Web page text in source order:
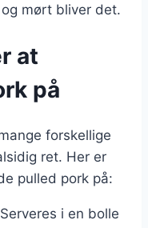
mørt bliver det.
at
på
forskellige
ret. Her er
pulled pork på:
i en bolle